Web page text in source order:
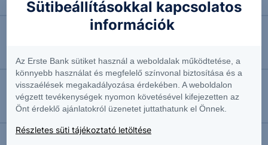
Négyhavi mélyponton a forint
EURUSD: munkapiaci jelentésre várva
2026.08.07. 10:37
Megint emelkedésben az olaj
Sütibeállításokkal kapcsolatos
információk
Az Erste Bank sütiket használ a weboldalak működtetése, a
könnyebb használat és megfelelő színvonal biztosítása és a
visszaélések megakadályozása érdekében. A weboldalon
végzett tevékenységek nyomon követésével kifejezetten az
Önt érdeklő ajánlatokról üzenetet juttathatunk el Önnek.
Részletes süti tájékoztató letöltése